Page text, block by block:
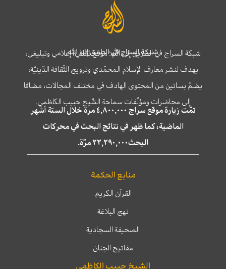
شبكة السراج في الطريق إلى الله
شبكة السراج في الطريق إلى الله؛ موقع ثقافي، إعلامي وتبليغي،
يهدف لنشر معارف الإسلام المحمّدي وترويج الثّقافة الدّينيّة،
يضمّ بساتين من المحتوى الهادف في مختلف المجالات، مضافا
إلى محاضرات ومؤلّفات سماحة الشّيخ حبيب الكاظمي.
تمّت زيارة موقع سراج ٤,٨٠٠,٠٠٠ مرة خلال الستة أشهر
الماضية، كما ظهر في نتائج البحث في محركات
البحث٢٢,٢٩٠,٠٠٠ مرّة.
منابع الحكمة
القرآن الكريم
نهج البلاغة
الصحيفة السجادية
مفاتيح الجنان
الشيخ حبيب الكاظمي